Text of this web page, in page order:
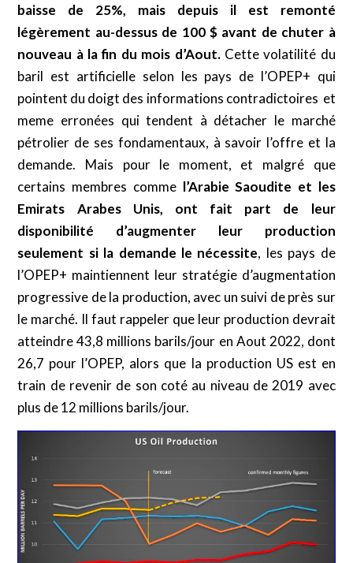
baisse de 25%, mais depuis il est remonté
légèrement au-dessus de 100 $ avant de chuter à
nouveau à la fin du mois d’Aout.Cette volatilité du
baril est artificielle selon les pays de l’OPEP+ qui
pointent du doigt des informations contradictoires et
meme erronées qui tendent à détacher le marché
pétrolier de ses fondamentaux, à savoir l’offre et la
demande. Mais pour le moment, et malgré que
certains membres comme l’Arabie Saoudite et les
Emirats Arabes Unis, ont fait part de leur
disponibilité d’augmenter leur production
seulement si la demande le nécessite, les pays de
l’OPEP+ maintiennent leur stratégie d’augmentation
progressive de la production, avec un suivi de près sur
le marché. Il faut rappeler que leur production devrait
atteindre 43,8 millions barils/jour en Aout 2022, dont
26,7 pour l’OPEP, alors que la production US est en
train de revenir de son coté au niveau de 2019 avec
plus de 12 millions barils/jour.